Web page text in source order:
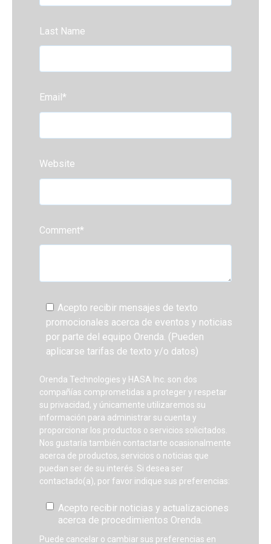
Last Name
Email *
Website
Comment*
Acepto recibir mensajes de texto
promocionales acerca de eventos y noticias
por parte del equipo Orenda. (Pueden
aplicarse tarifas de texto y/o datos)
Orenda Technologies y HASA Inc. son dos
compañías comprometidas a proteger y respetar
su privacidad, y únicamente utilizaremos su
información para administrar su cuenta y
proporcionar los productos o servicios solicitados.
Nos gustaría también contactarte ocasionalmente
acerca de productos, servicios o noticias que
puedan ser de su interés. Si desea ser
contactado(a), por favor indique sus preferencias:
Acepto recibir noticias y actualizaciones
acerca de procedimientos Orenda.
Puede cancelar o cambiar sus preferencias en